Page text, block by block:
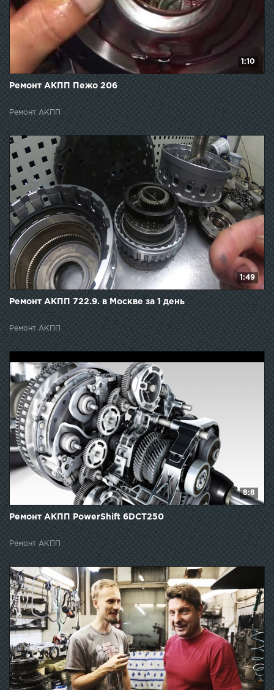
1:10
Ремонт АКПП Пежо 206
Ремонт АКПП
1:49
Ремонт АКПП 722.9. в Москве за 1 день
Ремонт АКПП
8:8
Ремонт АКПП PowerShift 6DCT250
Ремонт АКПП